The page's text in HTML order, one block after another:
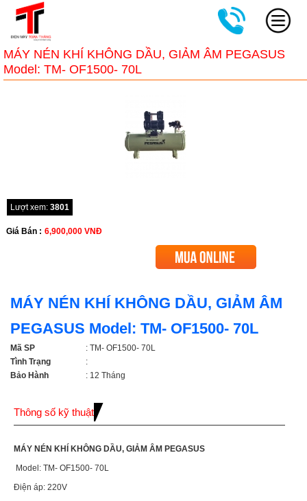
MÁY NÉN KHÍ KHÔNG DẦU, GIẢM ÂM PEGASUS
Model: TM- OF1500- 70L
Lượt xem: 3801
Giá Bán : 6,900,000 VNĐ
MÁY NÉN KHÍ KHÔNG DẦU, GIẢM ÂM
PEGASUS Model: TM- OF1500- 70L
Mã SP
: TM- OF1500- 70L
Tình Trạng
:
Bảo Hành
: 12 Tháng
Thông số kỹ thuật
MÁY NÉN KHÍ KHÔNG DẦU, GIẢM ÂM PEGASUS
Model: TM- OF1500- 70L
Điện áp: 220V